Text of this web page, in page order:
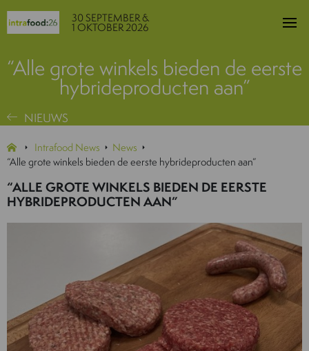
30 SEPTEMBER &
1 OKTOBER 2026
“Alle grote winkels bieden de eerste
hybrideproducten aan”
NIEUWS
Intrafood News
News
“Alle grote winkels bieden de eerste hybrideproducten aan”
“ALLE GROTE WINKELS BIEDEN DE EERSTE
HYBRIDEPRODUCTEN AAN”